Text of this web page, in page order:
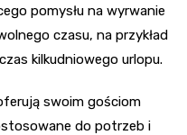
pomysłu na wyrwanie
czasu, na przykład
kilkudniowego urlopu.
swoim gościom
do potrzeb i